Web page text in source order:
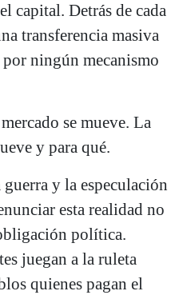
capital. Detrás de cada
transferencia masiva
ningún mecanismo
se mueve. La
y para qué.
y la especulación
esta realidad no
política.
juegan a la ruleta
quienes pagan el